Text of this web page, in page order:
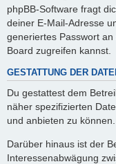
phpBB-Software fragt
deiner E-Mail-Adresse
generiertes Passwort
Board zugreifen kannst.
GESTATTUNG DER
Du gestattest dem
näher spezifizierten
und anbieten zu können.
Darüber hinaus ist der
Interessenabwägung